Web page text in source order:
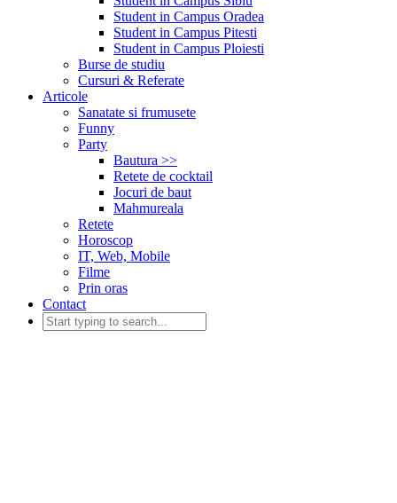
Student in Campus Oradea
Student in Campus Pitesti
Student in Campus Ploiesti
Burse de studiu
Cursuri & Referate
Articole
Sanatate si frumusete
Funny
Party
Bautura >>
Retete de cocktail
Jocuri de baut
Mahmureala
Retete
Horoscop
IT, Web, Mobile
Filme
Prin oras
Contact